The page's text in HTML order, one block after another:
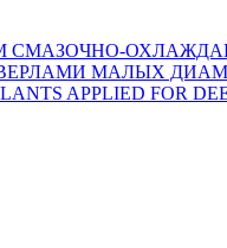
СМАЗОЧНО-
МАЛЫХ
APPLIED FOR